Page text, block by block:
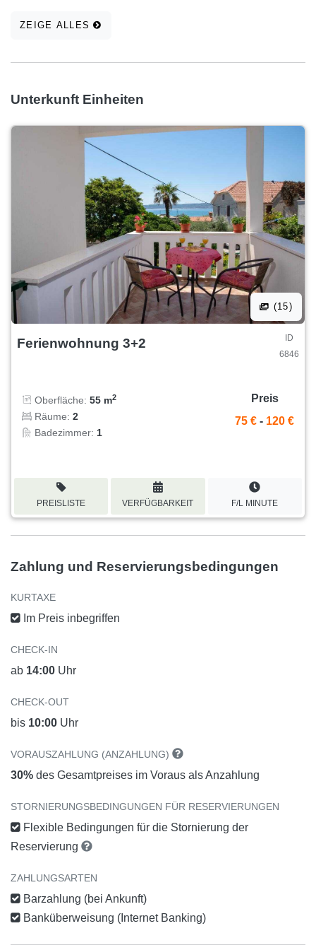
ZEIGE ALLES
Unterkunft Einheiten
(15)
Ferienwohnung 3+2
ID
6846
Oberfläche: 55 m2
Räume: 2
Badezimmer: 1
Preis
75 € - 120 €
PREISLISTE VERFÜGBARKEIT F/L MINUTE
Zahlung und Reservierungsbedingungen
KURTAXE
Im Preis inbegriffen
CHECK-IN
ab 14:00 Uhr
CHECK-OUT
bis 10:00 Uhr
VORAUSZAHLUNG (ANZAHLUNG)
30% des Gesamtpreises im Voraus als Anzahlung
STORNIERUNGSBEDINGUNGEN FÜR RESERVIERUNGEN
Flexible Bedingungen für die Stornierung der
Reservierung
ZAHLUNGSARTEN
Barzahlung (bei Ankunft)
Banküberweisung (Internet Banking)